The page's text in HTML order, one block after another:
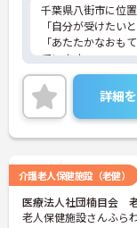
千葉県八街市に位置
「自分が受けたい
「あたたかなおも
ています。
最寄駅から徒歩1分
ご興味ある方には
詳細をお話しいた
い！
詳細
介護老人保健施設（老健）
医療法人社団楠目会
老人保健施設さんふら